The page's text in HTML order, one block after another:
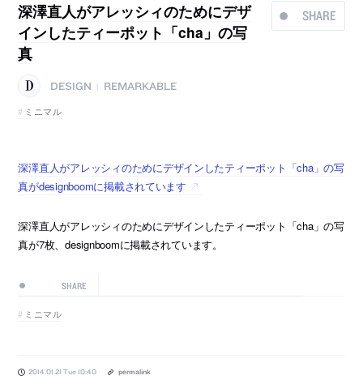
SHARE
深澤直人がアレッシィのためにデザ
インしたティーポット「cha」の写
真
DESIGN
REMARKABLE
ミニマル
深澤直人がアレッシィのためにデザインしたティーポット「cha」の写
真がdesignboomに掲載されています
深澤直人がアレッシィのためにデザインしたティーポット「cha」の写
真が7枚、designboomに掲載されています。
SHARE
ミニマル
2014.01.21 Tue 10:40 permalink